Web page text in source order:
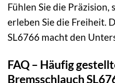
Fühlen Sie die Präzision,
erleben Sie die Freiheit.
SL6766 macht den
FAQ – Häufig
Bremsschlauch